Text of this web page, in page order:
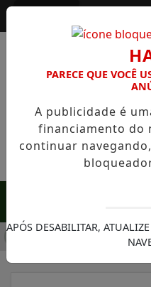
EM SERRA NEGRA:
PARECE QUE VOCÊ
A publicidade é
financiamento do
continuar
APÓS DESABILITAR,